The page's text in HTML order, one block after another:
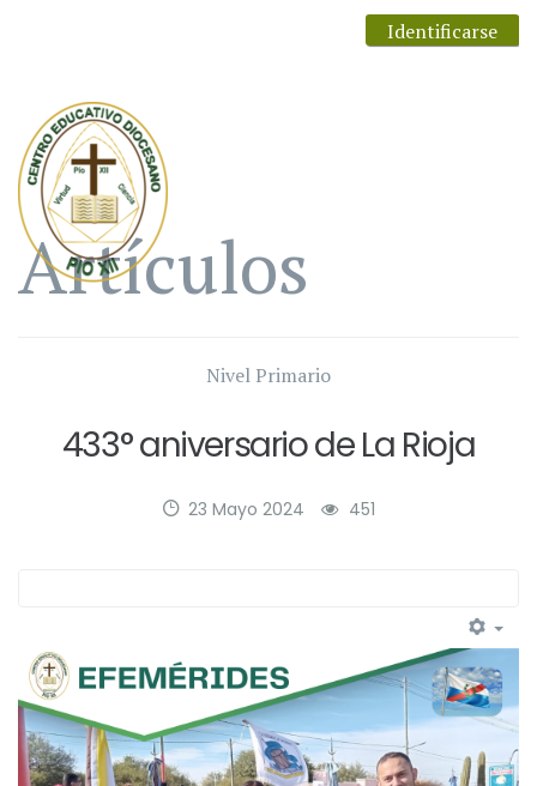
Identificarse
Artículos
Nivel Primario
433° aniversario de La Rioja
23 Mayo 2024 451